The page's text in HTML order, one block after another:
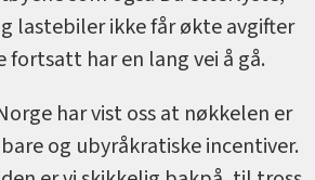
lastebiler ikke får økte avgifter
fortsatt har en lang vei å gå.
har vist oss at nøkkelen er
og ubyråkratiske incentiver.